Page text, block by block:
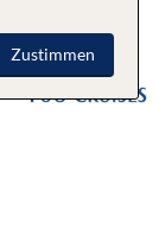
Zustimmen